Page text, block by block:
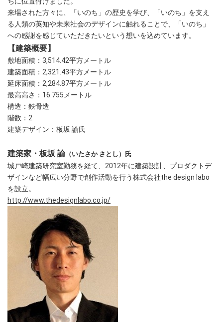
来場された方々に、「いのち」の歴史を学び、「いのち」を支え
る人類の英知や未来社会のデザインに触れることで、「いのち」
への感謝を感じていただきたいという想いを込めています。
【建築概要】
敷地面積：3,514.42平方メートル
建築面積：2,321.43平方メートル
延床面積：2,284.87平方メートル
最高高さ：16.755メートル
構造：鉄骨造
階数：2
建築デザイン：板坂 諭氏
建築家・板坂 諭 （いたさか さとし）氏
城戸崎建築研究室勤務を経て、2012年に建築設計、プロダクトデ
ザインなど幅広い分野で創作活動を行う株式会社the design labo
を設立。
http://www.thedesignlabo.co.jp/